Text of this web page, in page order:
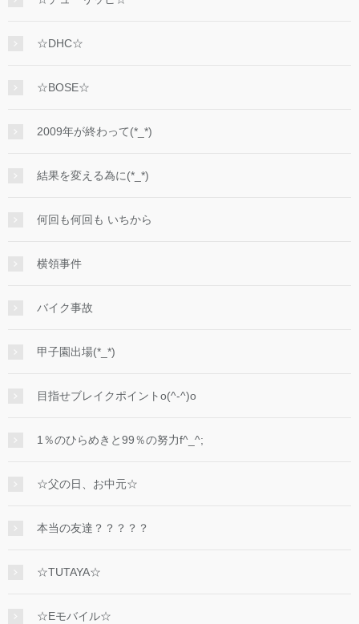
☆DHC☆
☆BOSE☆
2009年が終わって(*_*)
結果を変える為に(*_*)
何回も何回も いちから
横領事件
バイク事故
甲子園出場(*_*)
目指せブレイクポイントo(^-^)o
1％のひらめきと99％の努力f^_^;
☆父の日、お中元☆
本当の友達？？？？？
☆TUTAYA☆
☆Eモバイル☆